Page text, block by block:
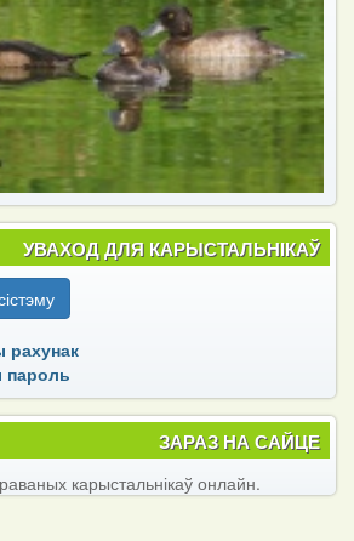
УВАХОД ДЛЯ КАРЫСТАЛЬНІКАЎ
ЗАРАЗ НА САЙЦЕ
карыстальнікаў онлайн.